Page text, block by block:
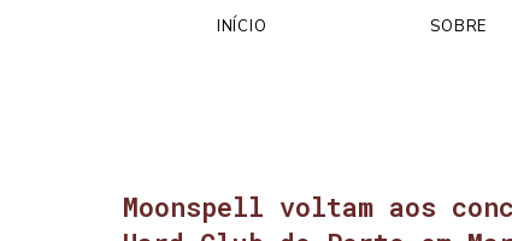
INÍCIO SOBRE
Moonspell voltam aos